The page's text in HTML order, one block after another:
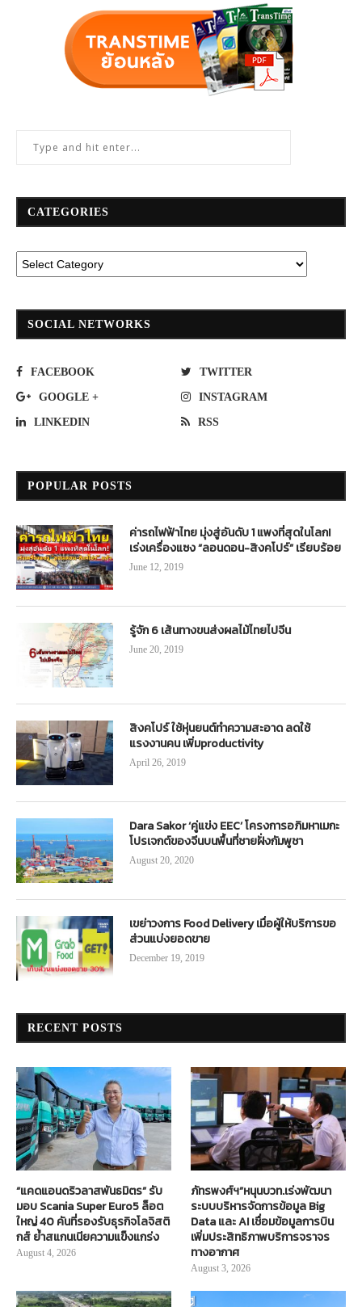
CATEGORIES
SOCIAL NETWORKS
FACEBOOK TWITTER
GOOGLE + INSTAGRAM
LINKEDIN RSS
POPULAR POSTS
ค่ารถไฟฟ้าไทย มุ่งสู่อันดับ 1 แพงที่สุดในโลก!
เร่งเครื่องแซง “ลอนดอน-สิงคโปร์” เรียบร้อย
June 12, 2019
รู้จัก 6 เส้นทางขนส่งผลไม้ไทยไปจีน
June 20, 2019
สิงคโปร์ ใช้หุ่นยนต์ทำความสะอาด ลดใช้
แรงงานคน เพิ่มproductivity
April 26, 2019
Dara Sakor ‘คู่แข่ง EEC’ โครงการอภิมหาเมกะ
โปรเจกต์ของจีนบนพื้นที่ชายฝั่งกัมพูชา
August 20, 2020
เขย่าวงการ Food Delivery เมื่อผู้ให้บริการขอ
ส่วนแบ่งยอดขาย
December 19, 2019
RECENT POSTS
“แคดแอนดริวลาสพันธมิตร” รับ
มอบ Scania Super Euro5 ล็อต
ใหญ่ 40 คันที่รองรับธุรกิจโลจิสติ
กส์ ย้ำสแกนเนียความแข็งแกร่ง
August 4, 2026
ภัทรพงศ์ฯ”หนุนบวท.เร่งพัฒนา
ระบบบริหารจัดการข้อมูล Big
Data และ AI เชื่อมข้อมูลการบิน
เพิ่มประสิทธิภาพบริการจราจร
ทางอากาศ
August 3, 2026